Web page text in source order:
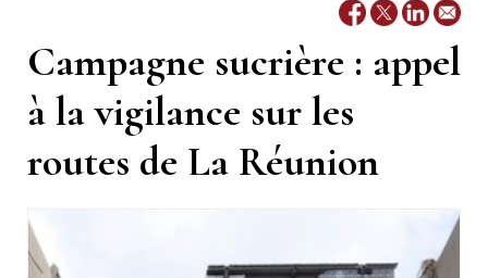
Campagne sucrière : appel
à la vigilance sur les
routes de La Réunion